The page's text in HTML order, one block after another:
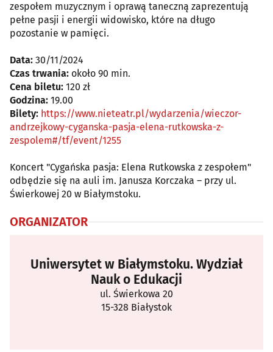
zespołem muzycznym i oprawą taneczną zaprezentują
pełne pasji i energii widowisko, które na długo
pozostanie w pamięci.
Data: 30/11/2024
Czas trwania: około 90 min.
Cena biletu: 120 zł
Godzina: 19.00
Bilety: https://www.nieteatr.pl/wydarzenia/wieczor-
andrzejkowy-cyganska-pasja-elena-rutkowska-z-
zespolem#/tf/event/1255
Koncert "Cygańska pasja: Elena Rutkowska z zespołem"
odbędzie się na auli im. Janusza Korczaka – przy ul.
Świerkowej 20 w Białymstoku.
ORGANIZATOR
Uniwersytet w Białymstoku. Wydział
Nauk o Edukacji
ul. Świerkowa 20
15-328 Białystok